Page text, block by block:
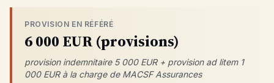
PROVISION EN RÉFÉRÉ
6 000 EUR (provisions)
provision indemnitaire 5 000 EUR + provision ad litem 1
000 EUR à la charge de MACSF Assurances